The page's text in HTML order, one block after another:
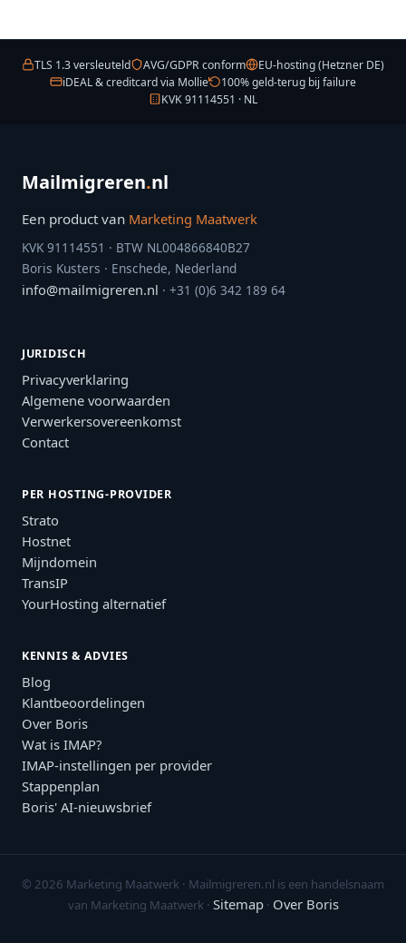
TLS 1.3 versleuteld AVG/GDPR conform
EU-hosting (Hetzner DE)
iDEAL & creditcard via Mollie
100% geld-terug bij failure
KVK 91114551 · NL
Mailmigreren.nl
Een product van Marketing Maatwerk
KVK 91114551 · BTW NL004866840B27
Boris Kusters · Enschede, Nederland
info@mailmigreren.nl · +31 (0)6 342 189 64
JURIDISCH
Privacyverklaring
Algemene voorwaarden
Verwerkersovereenkomst
Contact
PER HOSTING-PROVIDER
Strato
Hostnet
Mijndomein
TransIP
YourHosting alternatief
KENNIS & ADVIES
Blog
Klantbeoordelingen
Over Boris
Wat is IMAP?
IMAP-instellingen per provider
Stappenplan
Boris' AI-nieuwsbrief
© 2026 Marketing Maatwerk · Mailmigreren.nl is een handelsnaam
van Marketing Maatwerk · Sitemap· Over Boris